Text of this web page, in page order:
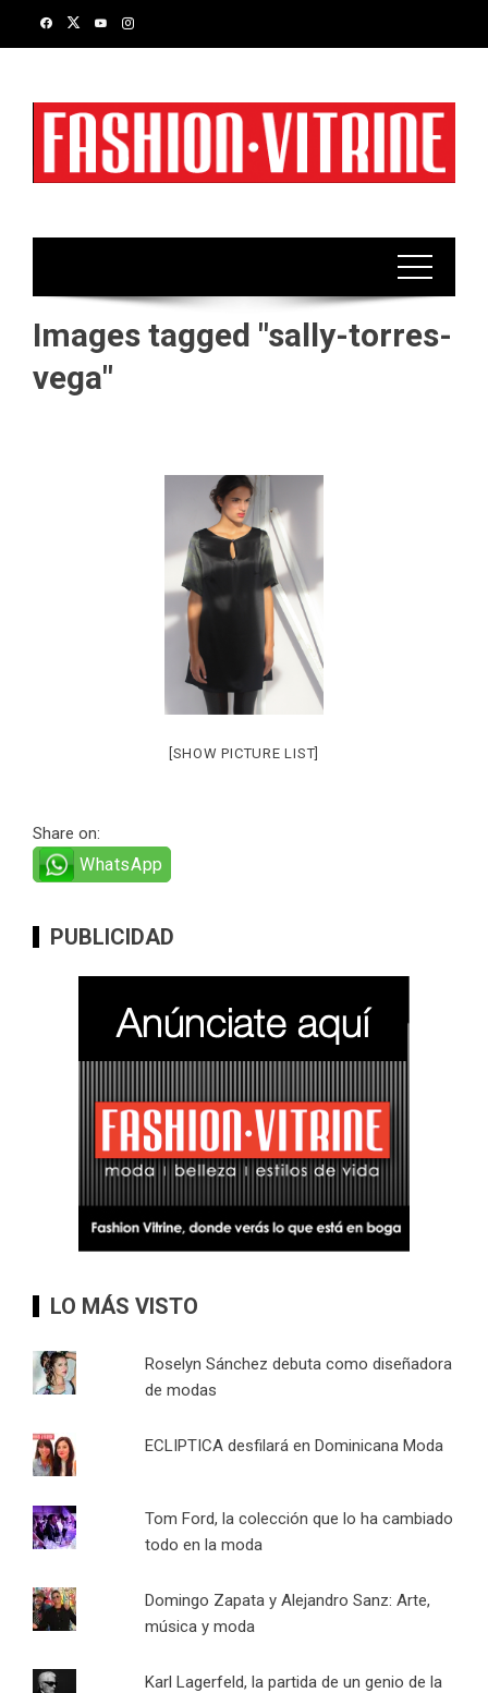
Images tagged "sally-torres-
vega"
[SHOW PICTURE LIST]
Share on:
WhatsApp
PUBLICIDAD
LO MÁS VISTO
Roselyn Sánchez debuta como diseñadora
de modas
ECLIPTICA desfilará en Dominicana Moda
Tom Ford, la colección que lo ha cambiado
todo en la moda
Domingo Zapata y Alejandro Sanz: Arte,
música y moda
Karl Lagerfeld, la partida de un genio de la